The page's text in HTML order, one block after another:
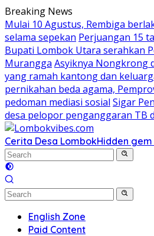
Skip
to
content
Breaking News
Mulai 10 Agustus, Rembiga
selama sepekan Perjuangan 15
Bupati Lombok Utara serahkan
Murangga Asyiknya Nongkrong
yang ramah kantong dan
pernikahan beda agama,
pedoman mediasi sosial Sigar
desa pelopor penganggaran TB
Cerita Desa LombokHidden
English Zone
Paid Content